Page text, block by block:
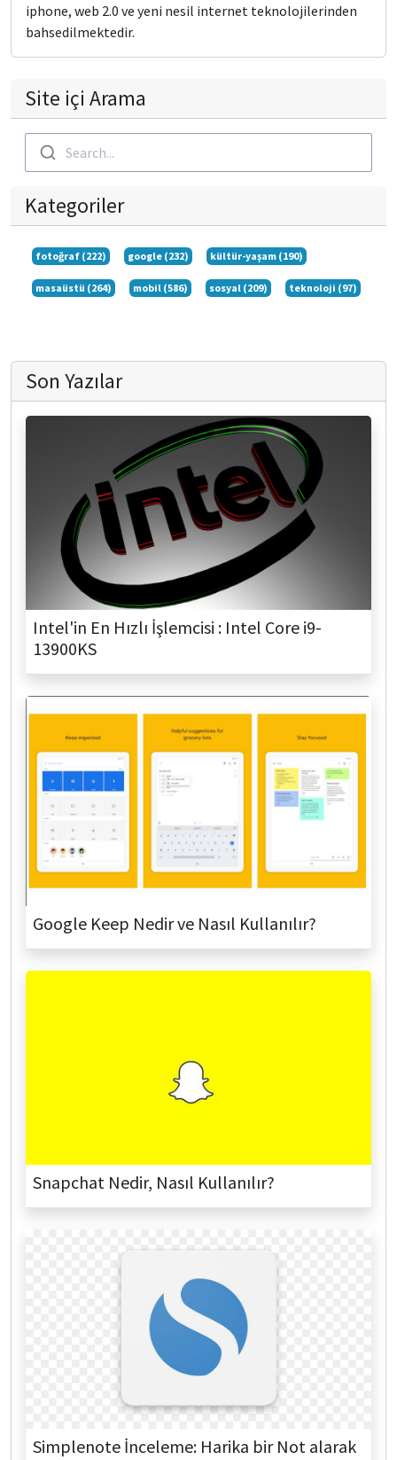
iphone, web 2.0 ve yeni nesil internet teknolojilerinden
bahsedilmektedir.
Site içi Arama
Search...
Kategoriler
fotoğraf (222) google (232) kültür-yaşam (190)
masaüstü (264) mobil (586) sosyal (209) teknoloji (97)
Son Yazılar
Intel'in En Hızlı İşlemcisi : Intel Core i9-
13900KS
Google Keep Nedir ve Nasıl Kullanılır?
Snapchat Nedir, Nasıl Kullanılır?
Simplenote İnceleme: Harika bir Not alarak